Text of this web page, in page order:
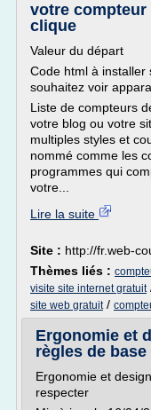
votre
clique
Valeur du départ
Code html à installer
souhaitez voir
Liste de compteurs
votre blog ou votre
multiples styles et
nommé comme les
programmes qui
votre...
Lire la suite
Site : http://fr.web-
Thèmes liés :
visite site internet gratuit
site web gratuit/
Ergonomie et
règles de base
Ergonomie et
respecter